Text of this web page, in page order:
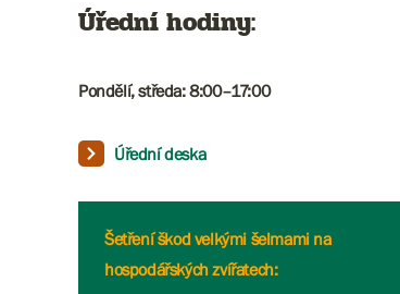
Úřední hodiny:
Pondělí, středa: 8:00–17:00
Úřední deska
Šetření škod velkými šelmami na
hospodářských zvířatech: